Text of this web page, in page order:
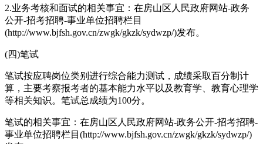
2.业务考核和面试的相关事宜：在房山区人民政府网站-政务
公开-招考招聘-事业单位招聘栏目
(http://www.bjfsh.gov.cn/zwgk/gkzk/sydwzp/)发布。
(四)笔试
笔试按应聘岗位类别进行综合能力测试，成绩采取百分制计
算，主要考察报考者的基本能力水平以及教育学、教育心理学
等相关知识。笔试总成绩为100分。
笔试的相关事宜：在房山区人民政府网站-政务公开-招考招聘-
事业单位招聘栏目(http://www.bjfsh.gov.cn/zwgk/gkzk/sydwzp/)